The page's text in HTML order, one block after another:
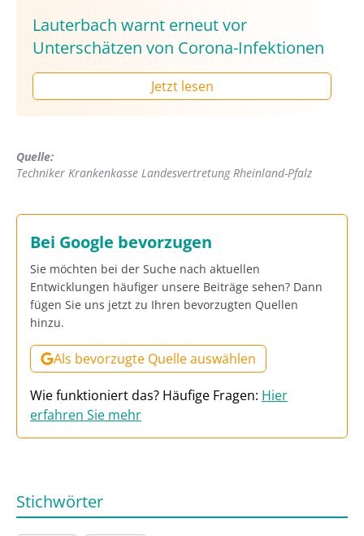
Lauterbach warnt erneut vor
Unterschätzen von Corona-Infektionen
Jetzt lesen
Quelle:
Techniker Krankenkasse Landesvertretung Rheinland-Pfalz
Bei Google bevorzugen
Sie möchten bei der Suche nach aktuellen
Entwicklungen häufiger unsere Beiträge sehen? Dann
fügen Sie uns jetzt zu Ihren bevorzugten Quellen
hinzu.
Als bevorzugte Quelle auswählen
Wie funktioniert das? Häufige Fragen: Hier
erfahren Sie mehr
Stichwörter